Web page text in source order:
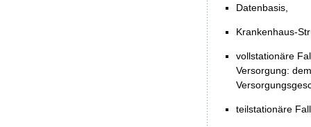
Datenbasis,
Krankenhaus-
vollstationäre
Versorgung:
teilstationäre